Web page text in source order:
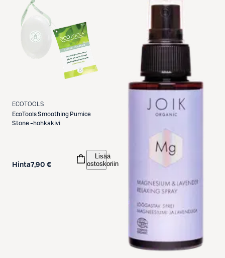
ECOTOOLS
EcoToolsSmoothing Pumice
Stone -hohkakivi
Hinta7,90 €
Lisää
ostoskoriin